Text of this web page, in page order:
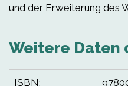
und der Erweiterung des
Weitere Daten
ISBN: